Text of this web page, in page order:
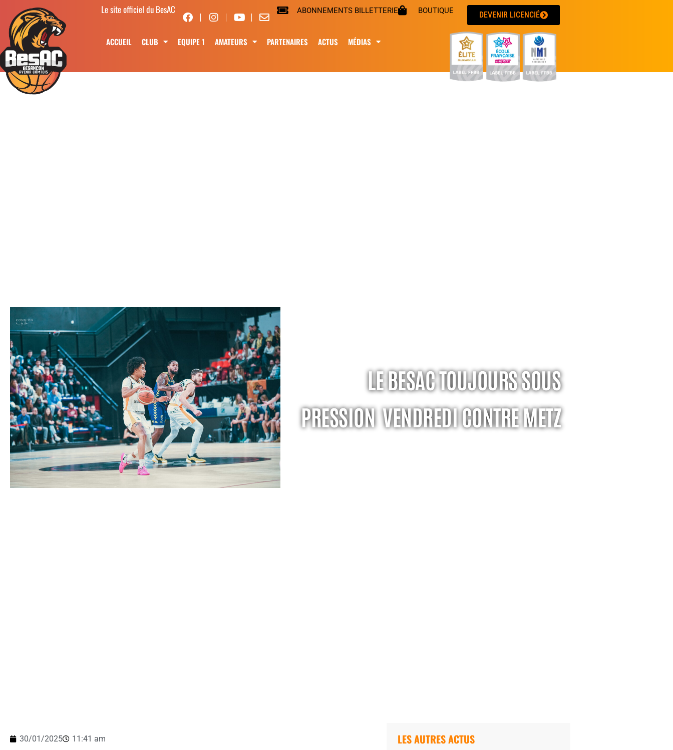
Le site officiel du BesAC ABONNEMENTS BILLETTERIE BOUTIQUE DEVENIR LICENCIÉ
ACCUEIL CLUB EQUIPE 1 AMATEURS PARTENAIRES ACTUS MÉDIAS
LE BESAC TOUJOURS SOUS
PRESSION VENDREDI CONTRE METZ
30/01/2025 11:41 am LES AUTRES ACTUS